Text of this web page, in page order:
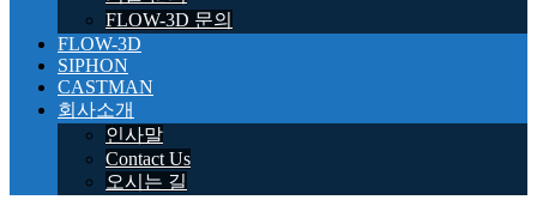
FLOW-3D 문의
FLOW-3D
SIPHON
CASTMAN
회사소개
인사말
Contact Us
오시는 길